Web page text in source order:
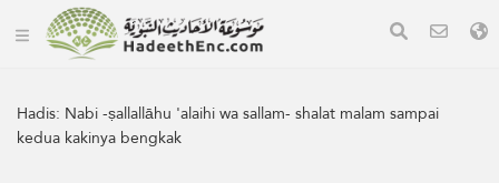
Hadis: Nabi -ṣallallāhu 'alaihi wa sallam- shalat malam sampai
kedua kakinya bengkak